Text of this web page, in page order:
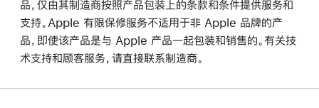
品，仅由其制造商按照产品包装上的条款和条件提供服务和
支持。Apple 有限保修服务不适用于非 Apple 品牌的产
品，即使该产品是与 Apple 产品一起包装和销售的。有关技
术支持和顾客服务，请直接联系制造商。